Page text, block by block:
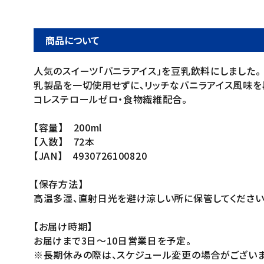
商品について
人気のスイーツ「バニラアイス」を豆乳飲料にしました。
乳製品を一切使用せずに、リッチなバニラアイス風味を
コレステロールゼロ・食物繊維配合。
【容量】 200ml
【入数】 72本
【JAN】 4930726100820
【保存方法】
高温多湿、直射日光を避け涼しい所に保管してください
【お届け時期】
お届けまで3日～10日営業日を予定。
※長期休みの際は、スケジュール変更の場合がございま